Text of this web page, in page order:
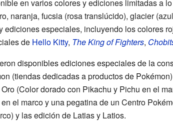
en varios colores y ediciones limitadas a
naranja, fucsia (rosa translúcido), glacier
ediciones especiales, incluyendo los colores
de Hello Kitty, The King of Fighters,
disponibles ediciones especiales de la
(tiendas dedicadas a productos de
(Color dorado con Pikachu y Pichu en el
el marco y una pegatina de un Centro
y las edición de Latias y Latios.